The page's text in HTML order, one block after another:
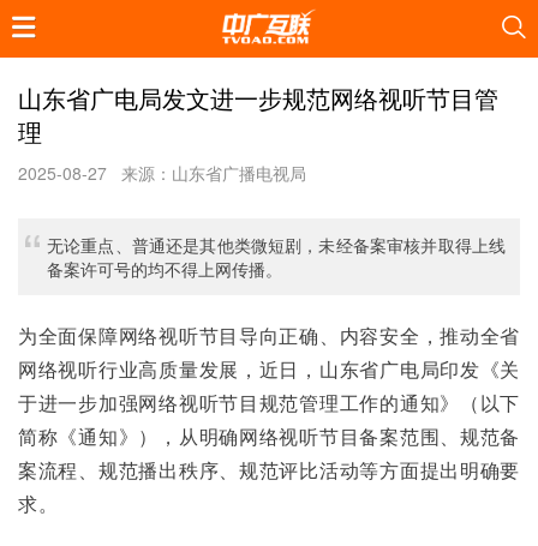
山东省广电局发文进一步规范网络视听节目管
理
2025-08-27 来源：山东省广播电视局
无论重点、普通还是其他类微短剧，未经备案审核并取得上线
备案许可号的均不得上网传播。
为全面保障网络视听节目导向正确、内容安全，推动全省
网络视听行业高质量发展，近日，山东省广电局印发《关
于进一步加强网络视听节目规范管理工作的通知》（以下
简称《通知》），从明确网络视听节目备案范围、规范备
案流程、规范播出秩序、规范评比活动等方面提出明确要
求。